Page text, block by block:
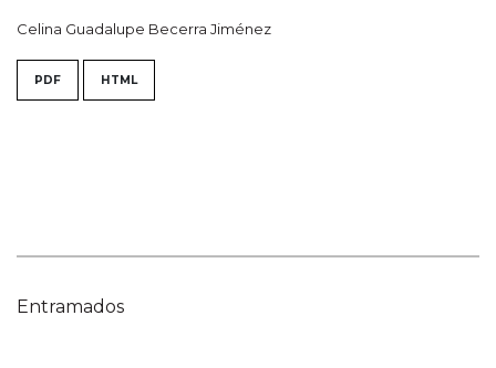
Celina Guadalupe Becerra Jiménez
PDF HTML
Entramados